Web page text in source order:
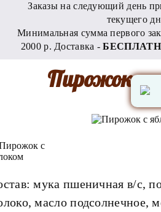
Заказы на следующий день
текущего
Минимальная сумма первого
2000 р. Доставка -
Пирожок с
мука пшеничная в/с,
масло подсолнечное,